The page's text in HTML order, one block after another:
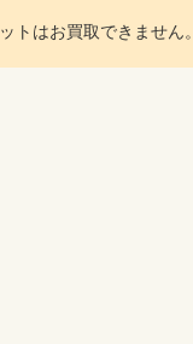
トはお買取できません。